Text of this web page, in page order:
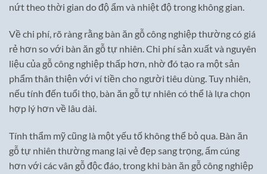
nứt theo thời gian do độ ẩm và nhiệt độ trong không gian.
Về chi phí, rõ ràng rằng bàn ăn gỗ công nghiệp thường có giá
rẻ hơn so với bàn ăn gỗ tự nhiên. Chi phí sản xuất và nguyên
liệu của gỗ công nghiệp thấp hơn, nhờ đó tạo ra một sản
phẩm thân thiện với ví tiền cho người tiêu dùng. Tuy nhiên,
nếu tính đến tuổi thọ, bàn ăn gỗ tự nhiên có thể là lựa chọn
hợp lý hơn về lâu dài.
Tính thẩm mỹ cũng là một yếu tố không thể bỏ qua. Bàn ăn
gỗ tự nhiên thường mang lại vẻ đẹp sang trọng, ấm cúng
hơn với các vân gỗ độc đáo, trong khi bàn ăn gỗ công nghiệp